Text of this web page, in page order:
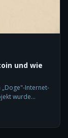
und wie
Internet-
wurde